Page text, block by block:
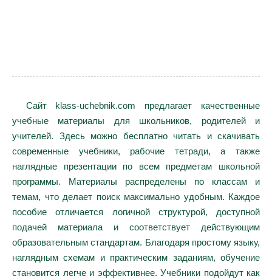
Сайт klass-uchebnik.com предлагает качественные
учебные материалы для школьников, родителей и
учителей. Здесь можно бесплатно читать и скачивать
современные учебники, рабочие тетради, а также
наглядные презентации по всем предметам школьной
программы. Материалы распределены по классам и
темам, что делает поиск максимально удобным. Каждое
пособие отличается логичной структурой, доступной
подачей материала и соответствует действующим
образовательным стандартам. Благодаря простому языку,
наглядным схемам и практическим заданиям, обучение
становится легче и эффективнее. Учебники подойдут как